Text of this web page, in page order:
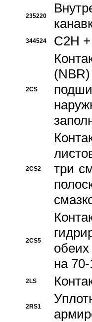
235220
344524 C2H
2CS
2CS2
три
2CS5
на
2LS
2RS1